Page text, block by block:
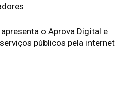
o Aprova Digital e
públicos pela internet